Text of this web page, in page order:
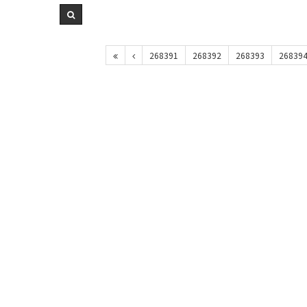
268391 268392 268393 268394